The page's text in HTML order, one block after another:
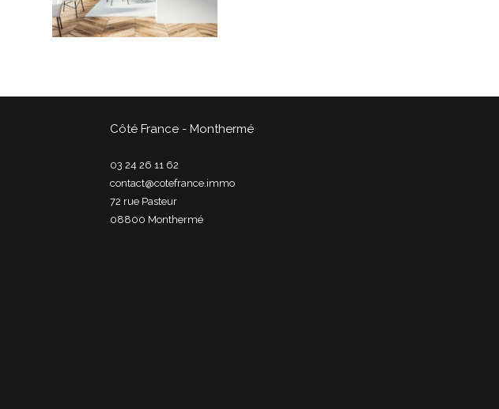
Côté France - Monthermé
03 24 26 11 62
contact@cotefrance.immo
72 rue Pasteur
08800
monthermé